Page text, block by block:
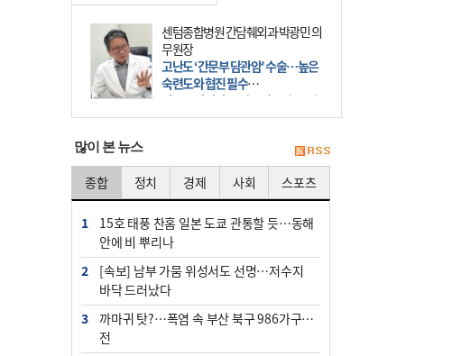
센텀종합병원 간담췌외과 박광민 의
무원장
고난도 ‘간문부 담관암’ 수술…높은
숙련도와 협진 필수
간문부 담관암(클라츠킨 종양)은 좌
우 간에서 나오는, 담관(담즙 배출 경
部)’에 생기는 악성 종양이다. 간동맥
문맥 림프절 담
많이 본 뉴스
종합 정치 경제 사회 스포츠
1
15호 태풍 찬홈 일본 도쿄 관통할 듯…동해
안에 비 뿌리나
2
[속보] 남부 가뭄 위성서도 선명…저수지
바닥 드러났다
3
까마귀 탓?…폭염 속 부산 북구 986가구 정
전